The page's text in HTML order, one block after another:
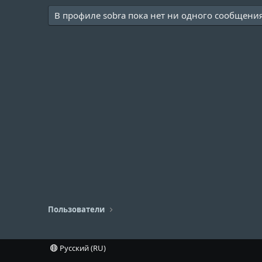
В профиле sobra пока нет ни одного
Пользователи
Русский (RU)